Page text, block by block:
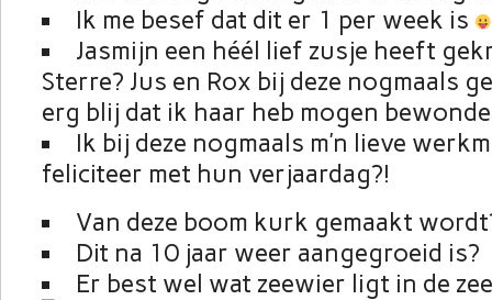
Ik me besef dat dit er 1 per week is
Jasmijn een héél lief zusje heeft
Sterre? Jus en Rox bij deze nogmaals
erg blij dat ik haar heb mogen
Ik bij deze nogmaals m’n lieve
feliciteer met hun verjaardag?!
Van deze boom kurk gemaakt
Dit na 10 jaar weer aangegroeid is?
Er best wel wat zeewier ligt in de